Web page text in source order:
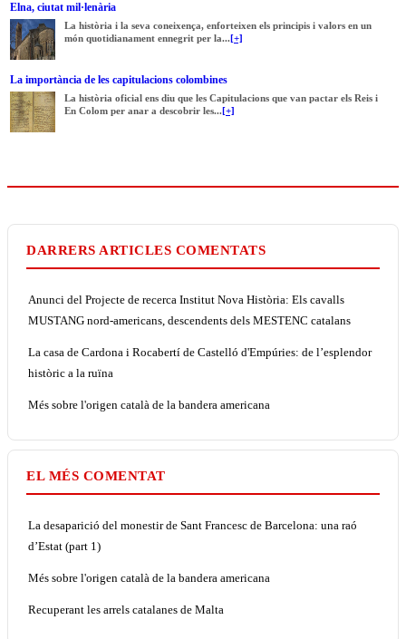
Elna, ciutat mil·lenària
La història i la seva coneixença, enforteixen els principis i valors en un
món quotidianament ennegrit per la...[+]
La importància de les capitulacions colombines
La història oficial ens diu que les Capitulacions que van pactar els Reis i
En Colom per anar a descobrir les...[+]
DARRERS ARTICLES COMENTATS
Anunci del Projecte de recerca Institut Nova Història: Els cavalls
MUSTANG nord-americans, descendents dels MESTENC catalans
La casa de Cardona i Rocabertí de Castelló d'Empúries: de l’esplendor
històric a la ruïna
Més sobre l'origen català de la bandera americana
EL MÉS COMENTAT
La desaparició del monestir de Sant Francesc de Barcelona: una raó
d’Estat (part 1)
Més sobre l'origen català de la bandera americana
Recuperant les arrels catalanes de Malta